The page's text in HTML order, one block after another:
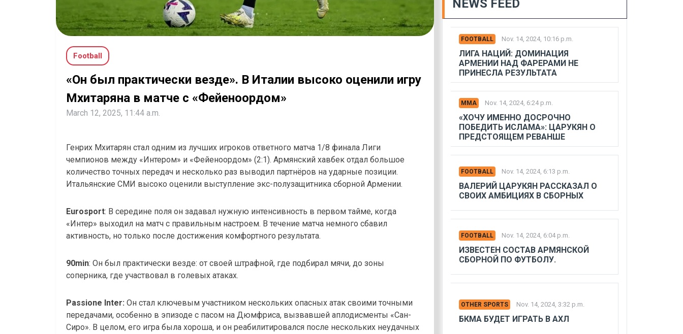
Football
«Он был практически везде». В Италии высоко оценили игру
Мхитаряна в матче с «Фейеноордом»
March 12, 2025, 11:44 a.m.
Генрих Мхитарян стал одним из лучших игроков ответного матча 1/8 финала Лиги
чемпионов между «Интером» и «Фейеноордом» (2:1). Армянский хавбек отдал большое
количество точных передач и несколько раз выводил партнёров на ударные позиции.
Итальянские СМИ высоко оценили выступление экс-полузащитника сборной Армении.
Eurosport: В середине поля он задавал нужную интенсивность в первом тайме, когда
«Интер» выходил на матч с правильным настроем. В течение матча немного сбавил
активность, но только после достижения комфортного результата.
90min: Он был практически везде: от своей штрафной, где подбирал мячи, до зоны
соперника, где участвовал в голевых атаках.
Passione Inter: Он стал ключевым участником нескольких опасных атак своими точными
передачами, особенно в эпизоде с пасом на Дюмфриса, вызвавшей аплодисменты «Сан-
Сиро». В целом, его игра была хороша, и он реабилитировался после нескольких неудачных
NEWS FEED
FOOTBALL Nov. 14, 2024, 10:16 p.m.
ЛИГА НАЦИЙ: ДОМИНАЦИЯ
АРМЕНИИ НАД ФАРЕРАМИ НЕ
ПРИНЕСЛА РЕЗУЛЬТАТА
MMA Nov. 14, 2024, 6:24 p.m.
«ХОЧУ ИМЕННО ДОСРОЧНО
ПОБЕДИТЬ ИСЛАМА»: ЦАРУКЯН О
ПРЕДСТОЯЩЕМ РЕВАНШЕ
FOOTBALL Nov. 14, 2024, 6:13 p.m.
ВАЛЕРИЙ ЦАРУКЯН РАССКАЗАЛ О
СВОИХ АМБИЦИЯХ В СБОРНЫХ
FOOTBALL Nov. 14, 2024, 6:04 p.m.
ИЗВЕСТЕН СОСТАВ АРМЯНСКОЙ
СБОРНОЙ ПО ФУТБОЛУ.
OTHER SPORTS Nov. 14, 2024, 3:32 p.m.
БКМА БУДЕТ ИГРАТЬ В АХЛ